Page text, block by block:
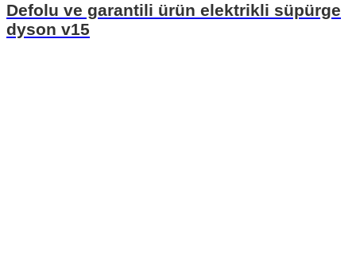
Defolu ve garantili ürün elektrikli süpürge
dyson v15